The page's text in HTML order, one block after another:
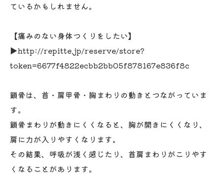
ているかもしれません。
【痛みのない身体つくりをしたい】
▶︎http://repitte.jp/reserve/store?
token=6677f4822ecbb2bb05f878167e836f8c
鎖骨は、首・肩甲骨・胸まわりの動きとつながっていま
す。
鎖骨まわりが動きにくくなると、胸が開きにくくなり、
肩に力が入りやすくなります。
その結果、呼吸が浅く感じたり、首肩まわりがこりやす
くなることがあります。